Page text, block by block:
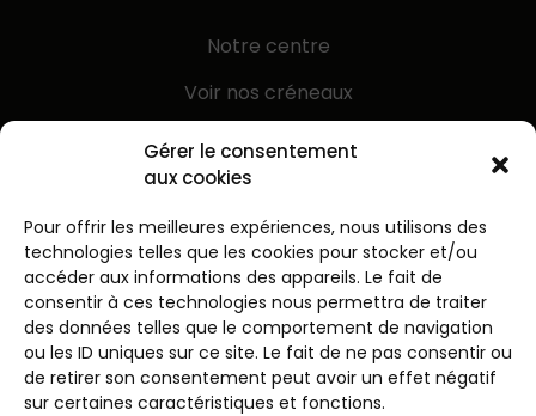
Gérer le consentement
aux cookies
Pour offrir les meilleures expériences, nous utilisons des
technologies telles que les cookies pour stocker et/ou
accéder aux informations des appareils. Le fait de
consentir à ces technologies nous permettra de traiter
des données telles que le comportement de navigation
ou les ID uniques sur ce site. Le fait de ne pas consentir ou
de retirer son consentement peut avoir un effet négatif
sur certaines caractéristiques et fonctions.
Notre centre
Voir nos créneaux
Le contrôle technique
La contre-visite
Galerie
Info pratiques
Mentions Légales
Contact